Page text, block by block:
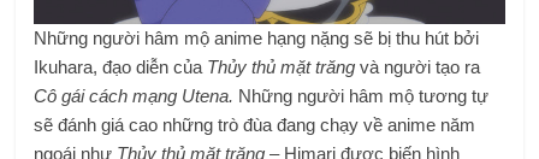
Những người hâm mộ anime hạng nặng sẽ bị thu hút bởi
Ikuhara, đạo diễn của Thủy thủ mặt trăngvà người tạo ra
Cô gái cách mạng Utena. Những người hâm mộ tương tự
sẽ đánh giá cao những trò đùa đang chạy về anime năm
ngoái như Thủy thủ mặt trăng – Himari được biến hình